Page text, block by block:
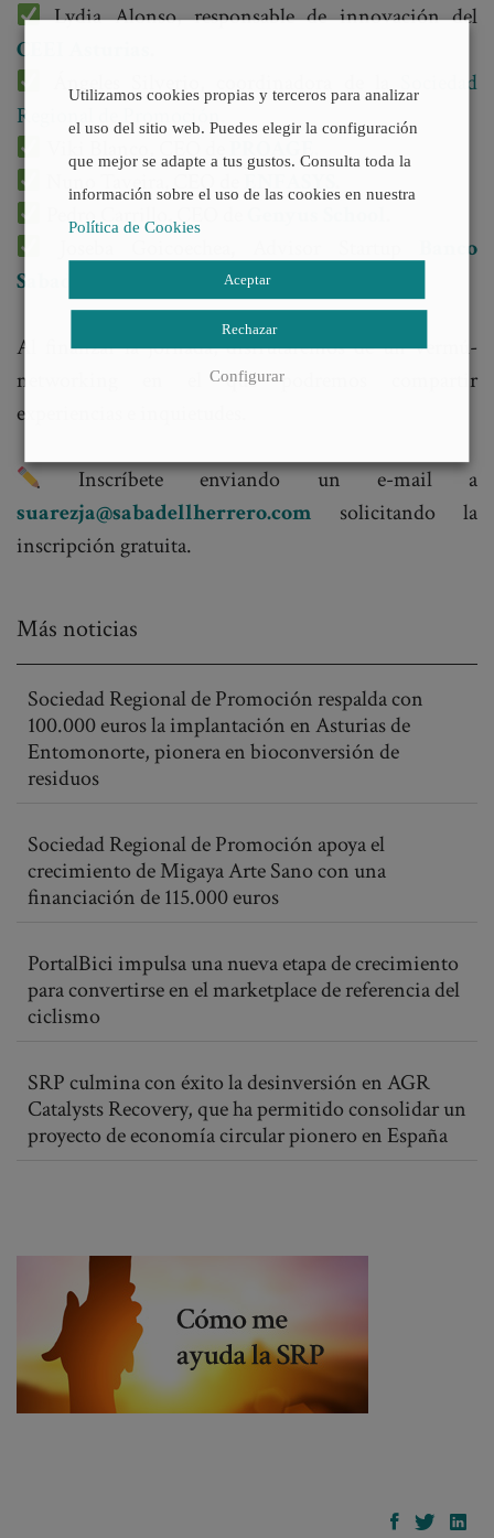
Lydia Alonso, responsable de innovación del
CEEI Asturias
Ángeles Silverio, coordinadora de la
Sociedad
Regional de Promoción
Viki Blanco, CEO de
PROAGE.
Nuno Taveira
CEO de ENFASYS
Pedro Carrillo
CEO de
Banco
Sabadell
Al finalizar la jornada, disfrutaremos de un vermú-
networking en el que podremos compartir
experiencias e inquietudes.
Inscríbete enviando un e-mail a
suarezja@sabadellherrero.com solicitando la
inscripción gratuita.
Más noticias
Sociedad Regional de Promoción respalda con
100.000 euros la implantación en Asturias de
Entomonorte, pionera en bioconversión de
residuos
Sociedad Regional de Promoción apoya el
crecimiento de Migaya Arte Sano con una
financiación de 115.000 euros
PortalBici impulsa una nueva etapa de crecimiento
para convertirse en el marketplace de referencia del
ciclismo
SRP culmina con éxito la desinversión en AGR
Catalysts Recovery, que ha permitido consolidar un
proyecto de economía circular pionero en España
Utilizamos cookies propias y terceros para analizar
el uso del sitio web. Puedes elegir la configuración
que mejor se adapte a tus gustos. Consulta toda la
información sobre el uso de las cookies en nuestra
Política de Cookies
Aceptar
Rechazar
Configurar